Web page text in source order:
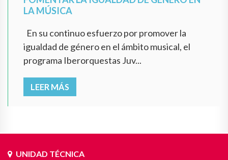
LA MÚSICA
En su continuo esfuerzo por promover la
igualdad de género en el ámbito musical, el
programa Iberorquestas Juv...
LEER MÁS
UNIDAD TÉCNICA